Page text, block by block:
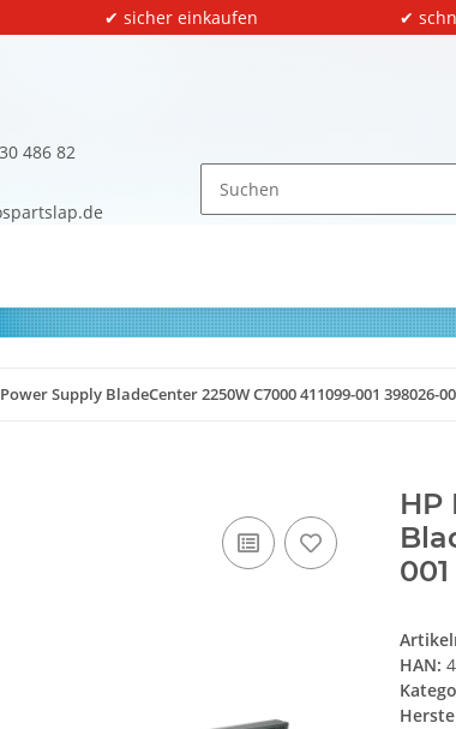
✔ sicher einkaufen ✔
486 82
Supply BladeCenter 2250W C7000 411099-001 398026-
HP
HAN: